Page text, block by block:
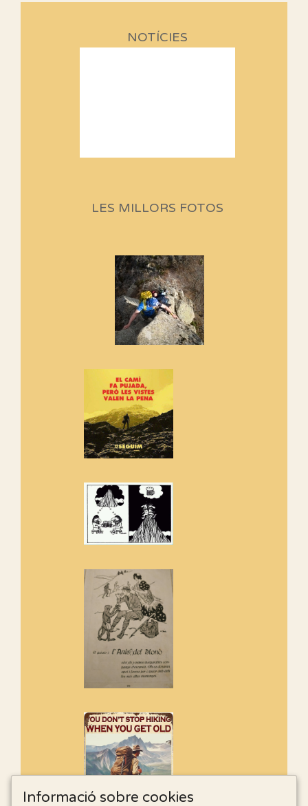
NOTÍCIES
programació d'aquest any
Si no podem caminar, alguna
cosa hem de fer...
Els Centpeus signen el
Manifest a favor dels Camins
adhereix-te al manifest!
Rebem un diploma dels
Amics de Sant Aniol d'Aguja
Els Centpeus estem implicats
LES MILLORS FOTOS
Informació sobre cookies